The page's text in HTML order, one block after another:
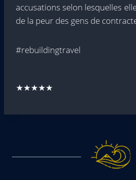
accusations selon lesquelles
de la peur des gens de
#rebuildingtravel
★★★★★